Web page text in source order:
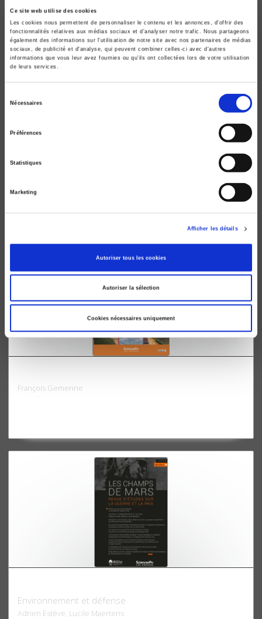
Ce site web utilise des cookies
Les cookies nous permettent de personnaliser le contenu et les annonces, d'offrir des
fonctionnalités relatives aux médias sociaux et d'analyser notre trafic. Nous partageons
également des informations sur l'utilisation de notre site avec nos partenaires de médias
sociaux, de publicité et d'analyse, qui peuvent combiner celles-ci avec d'autres
informations que vous leur avez fournies ou qu'ils ont collectées lors de votre utilisation
de leurs services.
Nécessaires
Préférences
Statistiques
Marketing
Afficher les détails
Autoriser tous les cookies
Autoriser la sélection
Cookies nécessaires uniquement
Méthodes de recherche en relations
Guillaume Devin
François Gemenne
Environnement et défense
Adrien Estève, Lucile Maertens